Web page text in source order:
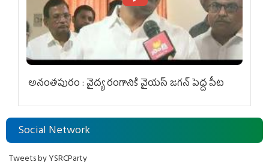
అనంతపురం : వైద్య రంగానికి వైయ‌స్ జ‌గ‌న్ పెద్ద పీట
Social Network